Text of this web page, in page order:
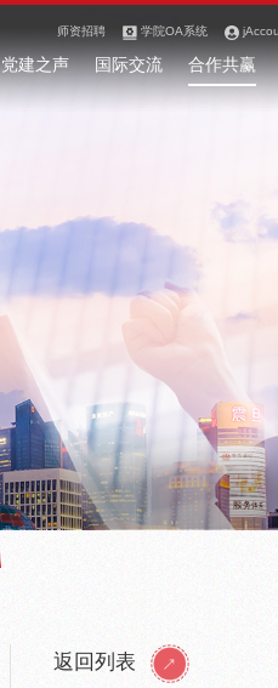
师资招聘 学院OA系统
党建之声 国际交流 合作共赢
返回列表